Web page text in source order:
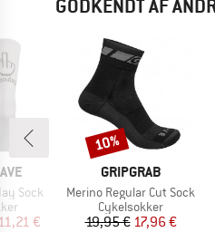
GODKENDT AF
Sock
pris
€
MÆRKE
GRIPGRAB
Artikel
Merino Regular Cut Sock
Produktgruppe
Cykelsokker
Pris
19,95 €Nedsat pris
17,96 €
Rabat
10%